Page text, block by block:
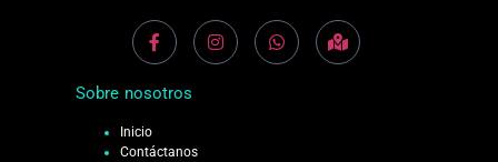
Sobre nosotros
Inicio
Contáctanos